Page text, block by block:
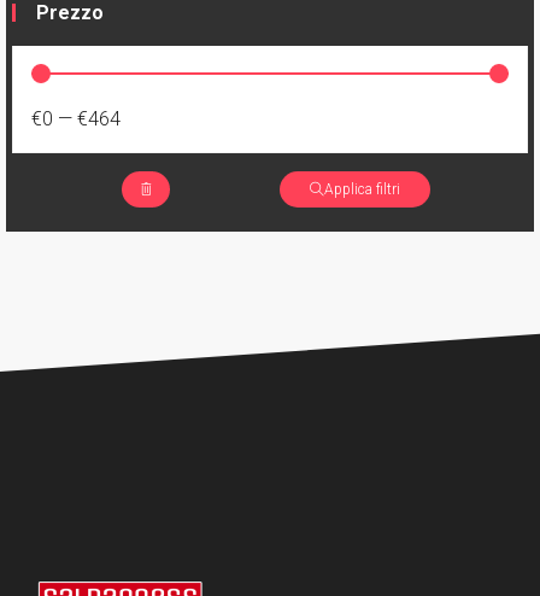
Prezzo
€0 — €464
Applica filtri